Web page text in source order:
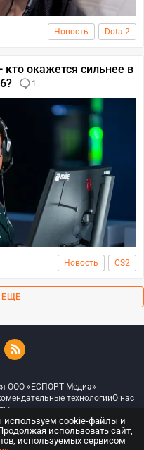
Новость Dota 2
окажется сильнее в
1
Новость CS2
ЕЩЕ
ООО «ЕСПОРТ Медиа»
технологииО нас
права защищены
cookie-файлы и
использовать сайт,
используемых сервисом